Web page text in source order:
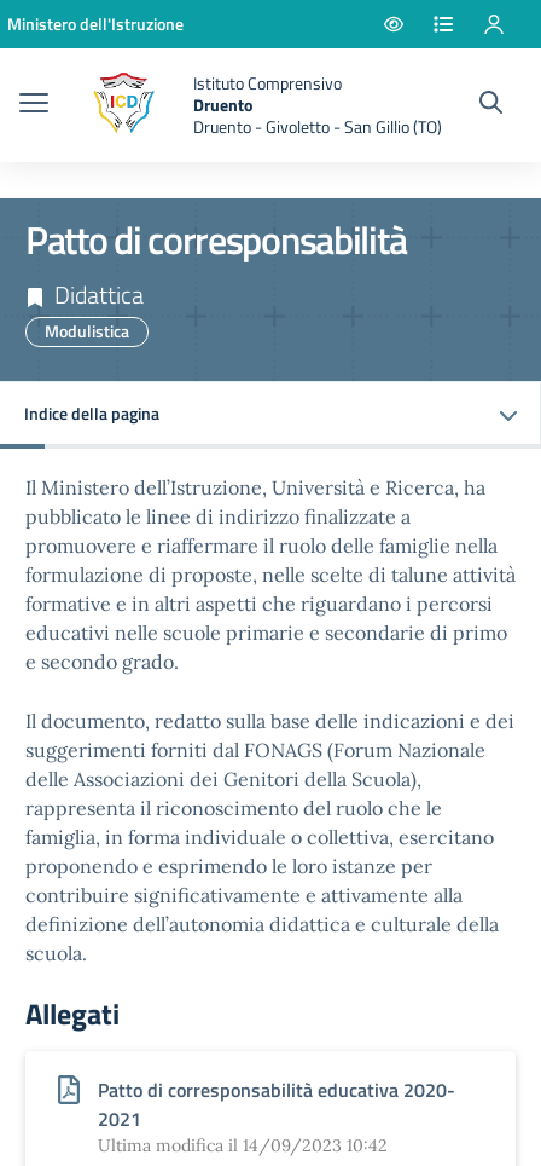
Vai ai contenuti
Vai al menu di navigazione
Vai al footer
Ministero dell'Istruzione
Istituto Comprensivo
Druento
Druento - Givoletto - San Gillio (TO)
Patto di corresponsabilità
Didattica
Modulistica
Indice della pagina
Il Ministero dell’Istruzione, Università e Ricerca, ha
pubblicato le linee di indirizzo finalizzate a
promuovere e riaffermare il ruolo delle famiglie nella
formulazione di proposte, nelle scelte di talune attività
formative e in altri aspetti che riguardano i percorsi
educativi nelle scuole primarie e secondarie di primo
e secondo grado.
Il documento, redatto sulla base delle indicazioni e dei
suggerimenti forniti dal FONAGS (Forum Nazionale
delle Associazioni dei Genitori della Scuola),
rappresenta il riconoscimento del ruolo che le
famiglia, in forma individuale o collettiva, esercitano
proponendo e esprimendo le loro istanze per
contribuire significativamente e attivamente alla
definizione dell’autonomia didattica e culturale della
scuola.
Allegati
Patto di corresponsabilità educativa 2020-
2021
Ultima modifica il 14/09/2023 10:42